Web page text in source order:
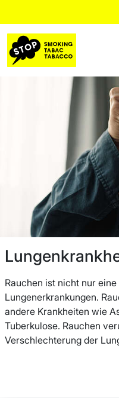
Rauchen ist nicht nur
Lungenerkrankungen.
andere Krankheiten wie
Tuberkulose. Rauchen
Verschlechterung der